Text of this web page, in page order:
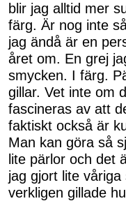
blir jag alltid mer
färg. Är nog inte
jag ändå är en
året om. En grej
smycken. I färg.
gillar. Vet inte om
fascineras av att
faktiskt också är
Man kan göra så
lite pärlor och det
jag gjort lite
verkligen gillade